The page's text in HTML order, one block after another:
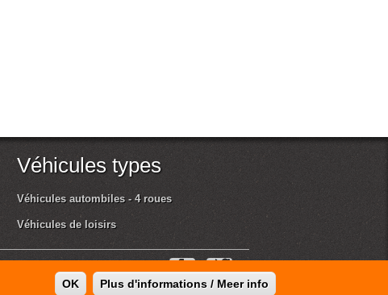
Véhicules types
Véhicules autombiles - 4 roues
Véhicules de loisirs
OK Plus d'informations / Meer info